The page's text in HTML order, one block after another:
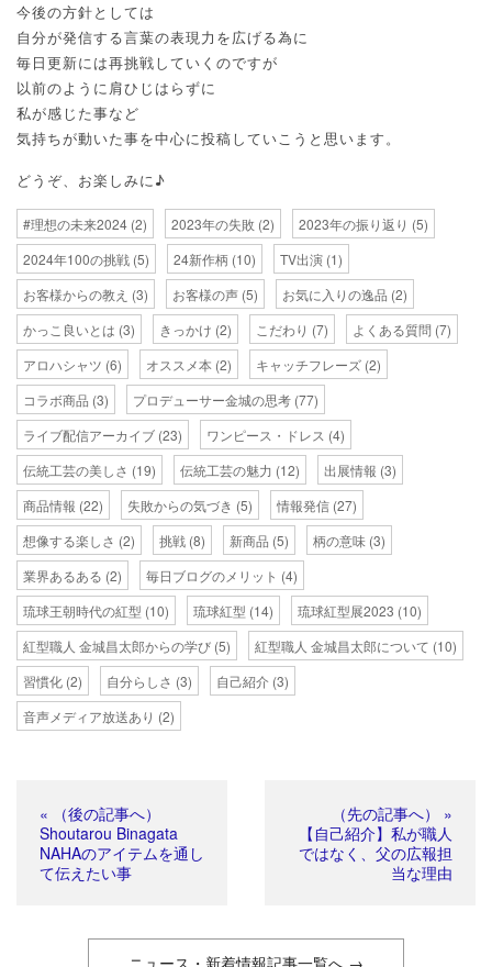
今後の方針としては
自分が発信する言葉の表現力を広げる為に
毎日更新には再挑戦していくのですが
以前のように肩ひじはらずに
私が感じた事など
気持ちが動いた事を中心に投稿していこうと思います。
どうぞ、お楽しみに♪
#理想の未来2024 (2) 2023年の失敗 (2) 2023年の振り返り (5)
2024年100の挑戦 (5) 24新作柄 (10) TV出演 (1)
お客様からの教え (3) お客様の声 (5) お気に入りの逸品 (2)
かっこ良いとは (3) きっかけ (2) こだわり (7) よくある質問 (7)
アロハシャツ (6) オススメ本 (2) キャッチフレーズ (2)
コラボ商品 (3) プロデューサー金城の思考 (77)
ライブ配信アーカイブ (23) ワンピース・ドレス (4)
伝統工芸の美しさ (19) 伝統工芸の魅力 (12) 出展情報 (3)
商品情報 (22) 失敗からの気づき (5) 情報発信 (27)
想像する楽しさ (2) 挑戦 (8) 新商品 (5) 柄の意味 (3)
業界あるある (2) 毎日ブログのメリット (4)
琉球王朝時代の紅型 (10) 琉球紅型 (14) 琉球紅型展2023 (10)
紅型職人 金城昌太郎からの学び (5) 紅型職人 金城昌太郎について (10)
習慣化 (2) 自分らしさ (3) 自己紹介 (3)
音声メディア放送あり (2)
« （後の記事へ）
Shoutarou Binagata
NAHAのアイテムを通し
て伝えたい事
（先の記事へ） »
【自己紹介】私が職人
ではなく、父の広報担
当な理由